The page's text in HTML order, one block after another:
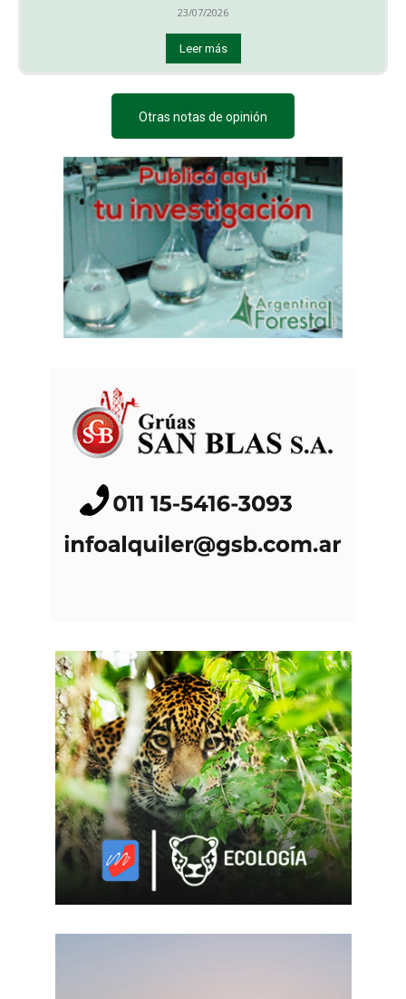
23/07/2026
Leer más
Otras notas de opinión